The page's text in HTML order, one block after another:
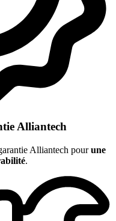
Alliantech
Alliantech pourune
.